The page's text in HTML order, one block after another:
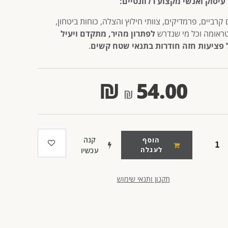
קרביים, פרמדיקים, צוותי חילוץ והצלה, כוחות ביטחון,
וכל מי שנדרש לפתרון מהיר, מתקדם ויעיל
פציעות חזה חודרות בתנאי שטח קשים.
54.00
₪
הוסף
לעגלה
קנה
עכשיו
תקנון ותנאי שימוש